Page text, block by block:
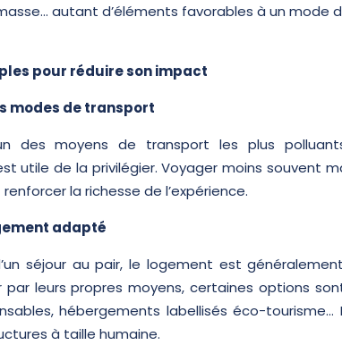
autant d’éléments favorables à un mode
pour réduire son impact
modes de transport
des moyens de transport les plus
utile de la privilégier. Voyager moins souvent
la richesse de l’expérience.
adapté
séjour au pair, le logement est
leurs propres moyens, certaines options
hébergements labellisés éco-
à taille humaine.